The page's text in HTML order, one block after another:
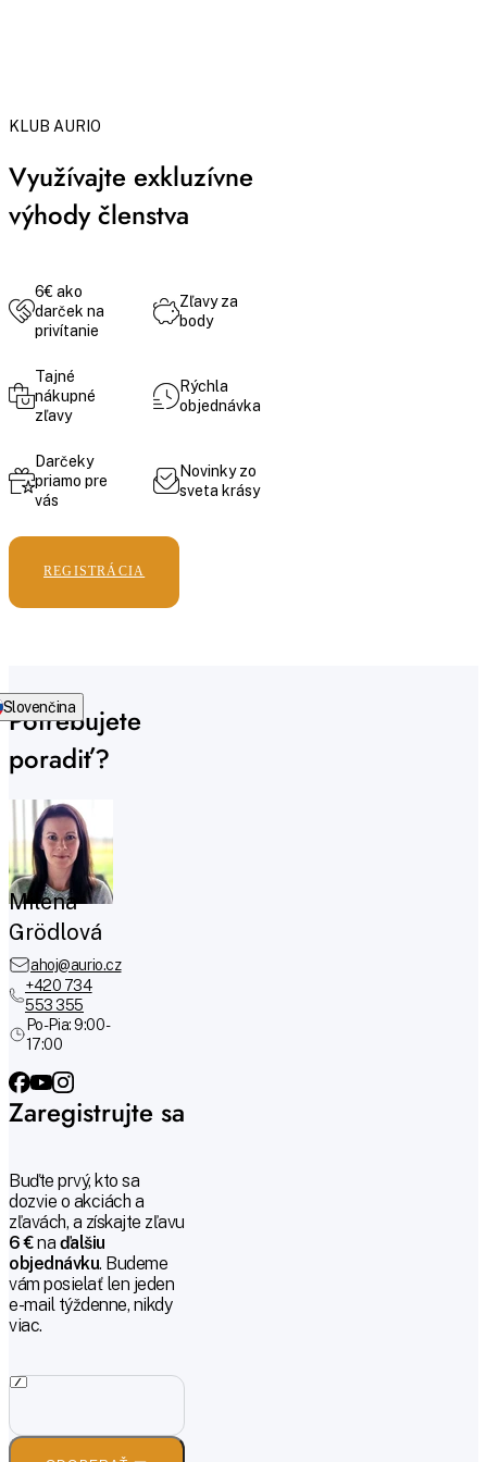
KLUB AURIO
Využívajte exkluzívne
výhody členstva
6€ ako
darček na
privítanie
Zľavy za
body
Tajné
nákupné
zľavy
Rýchla
objednávka
Darčeky
priamo pre
vás
Novinky zo
sveta krásy
REGISTRÁCIA
Potrebujete
poradiť?
Milena
Grödlová
ahoj@aurio.cz
+420 734
553 355
Po-Pia: 9:00 -
17:00
Zaregistrujte sa
Buďte prvý, kto sa
dozvie o akciách a
zľavách, a získajte zľavu
6 €na ďalšiu
objednávku. Budeme
vám posielať len jeden
e-mail týždenne, nikdy
viac.
Slovenčina